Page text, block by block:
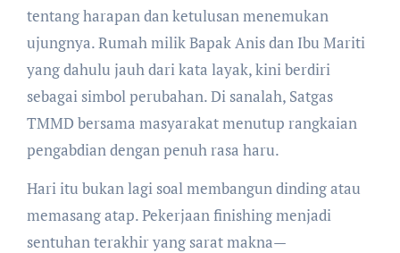
tentang harapan dan ketulusan menemukan
ujungnya. Rumah milik Bapak Anis dan Ibu Mariti
yang dahulu jauh dari kata layak, kini berdiri
sebagai simbol perubahan. Di sanalah, Satgas
TMMD bersama masyarakat menutup rangkaian
pengabdian dengan penuh rasa haru.
Hari itu bukan lagi soal membangun dinding atau
memasang atap. Pekerjaan finishing menjadi
sentuhan terakhir yang sarat makna—